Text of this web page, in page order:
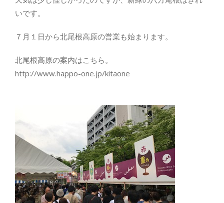
いです。
７月１日から北尾根高原の営業も始まります。
北尾根高原の案内はこちら。
http://www.happo-one.jp/kitaone